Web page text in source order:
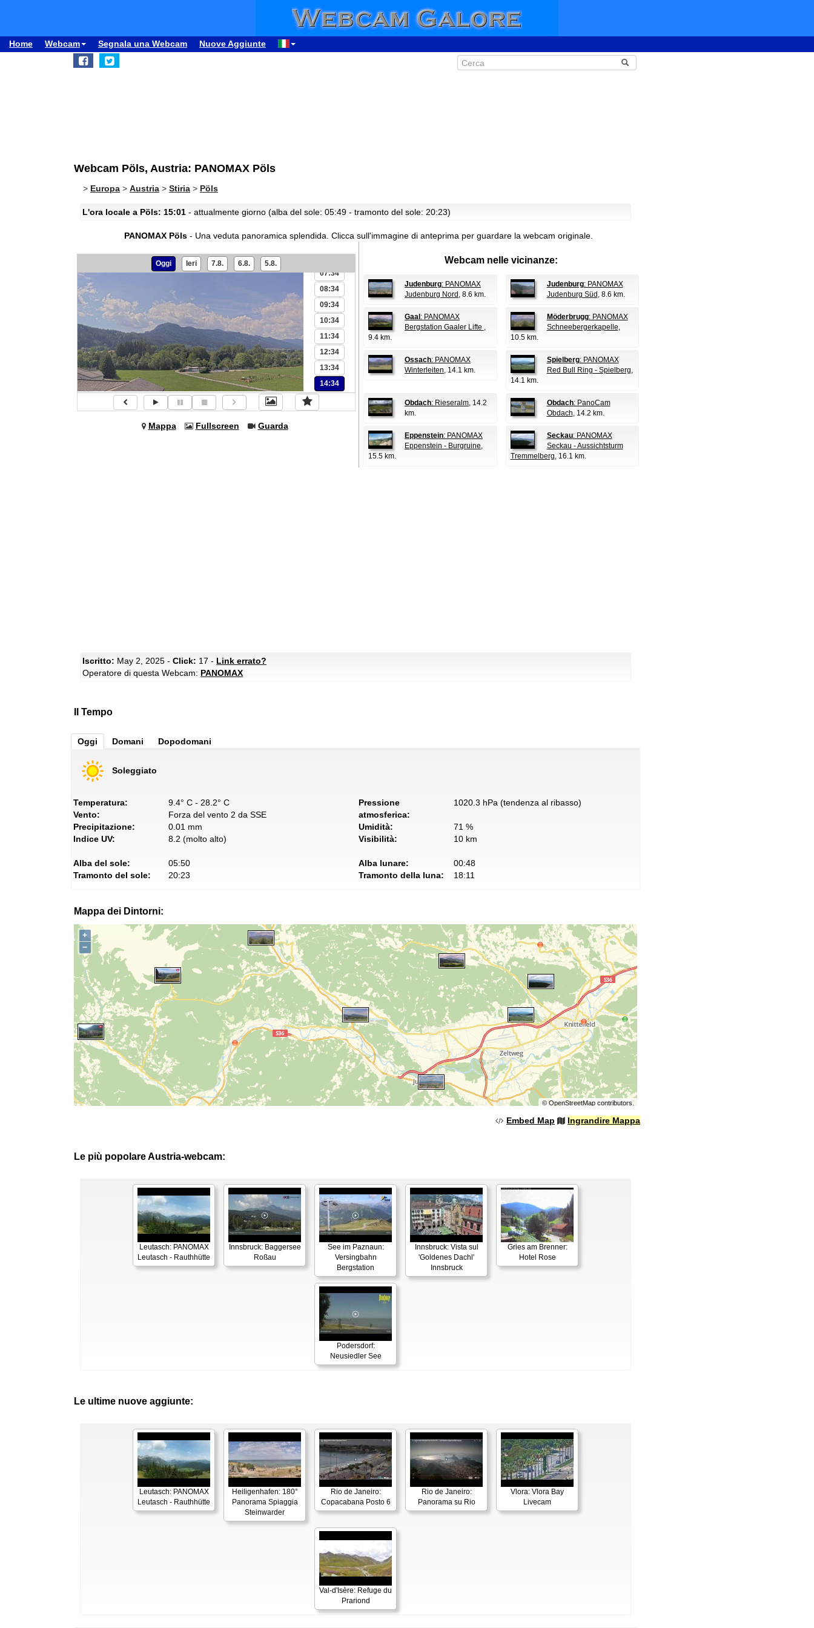
Home Webcam Segnala una Webcam Nuove Aggiunte
Webcam Pöls, Austria: PANOMAX Pöls
> Europa > Austria > Stiria > Pöls
L'ora locale a Pöls: 15:01 - attualmente giorno (alba del sole: 05:49 - tramonto del sole: 20:23)
PANOMAX Pöls - Una veduta panoramica splendida. Clicca sull'immagine di anteprima per guardare la webcam originale.
Oggi Ieri 7.8. 6.8. 5.8.
03:34
07:34
08:34
09:34
10:34
11:34
12:34
13:34
14:34
Mappa Fullscreen Guarda
Webcam nelle vicinanze:
Judenburg: PANOMAX
Judenburg Nord , 8.6 km.
Judenburg: PANOMAX
Judenburg Süd , 8.6 km.
Gaal : PANOMAX
Bergstation Gaaler Lifte ,
9.4 km.
Möderbrugg: PANOMAX
Schneebergerkapelle,
10.5 km.
Ossach: PANOMAX
Winterleiten, 14.1 km.
Spielberg: PANOMAX
Red Bull Ring - Spielberg,
14.1 km.
Obdach: Rieseralm, 14.2
km.
Obdach: PanoCam
Obdach, 14.2 km.
Eppenstein: PANOMAX
Eppenstein - Burgruine,
15.5 km.
Seckau: PANOMAX
Seckau - Aussichtsturm
Tremmelberg, 16.1 km.
Iscritto: May 2, 2025 - Click: 17 - Link errato?
Operatore di questa Webcam: PANOMAX
Il Tempo
Oggi Domani Dopodomani
Soleggiato
Temperatura:
9.4° C - 28.2° C
Vento:
Forza del vento 2 da SSE
Precipitazione:
0.01 mm
Indice UV:
8.2 (molto alto)
Pressione
atmosferica:
1020.3 hPa (tendenza al ribasso)
Umidità:
71 %
Visibilità:
10 km
Alba del sole:
05:50
Tramonto del sole:
20:23
Alba lunare:
00:48
Tramonto della luna:
18:11
Mappa dei Dintorni:
+
−
©OpenStreetMapcontributors.
Embed Map Ingrandire Mappa
Le più popolare Austria-webcam:
Leutasch: PANOMAX
Leutasch - Rauthhütte
Innsbruck: Baggersee
Roßau
See im Paznaun:
Versingbahn
Bergstation
Innsbruck: Vista sul
'Goldenes Dachl'
Innsbruck
Gries am Brenner:
Hotel Rose
Podersdorf:
Neusiedler See
Le ultime nuove aggiunte:
Leutasch: PANOMAX
Leutasch - Rauthhütte
Heiligenhafen: 180°
Panorama Spiaggia
Steinwarder
Rio de Janeiro:
Copacabana Posto 6
Rio de Janeiro:
Panorama su Rio
Vlora: Vlora Bay
Livecam
Val-d'Isère: Refuge du
Prariond